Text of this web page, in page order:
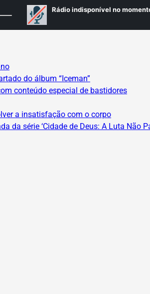
do álbum “Iceman”
conteúdo especial de bastidores
a insatisfação com o corpo
da série ‘Cidade de Deus: A Luta Não